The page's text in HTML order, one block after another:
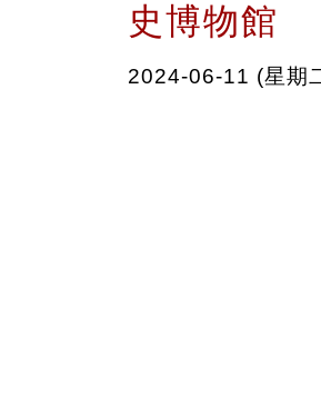
史博物館
2024-06-11 (星期